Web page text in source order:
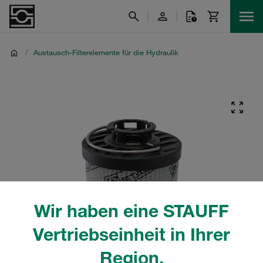
Wir haben eine STAUFF
Vertriebseinheit in Ihrer
Region.
/ Austausch-Filterelemente für die Hydraulik